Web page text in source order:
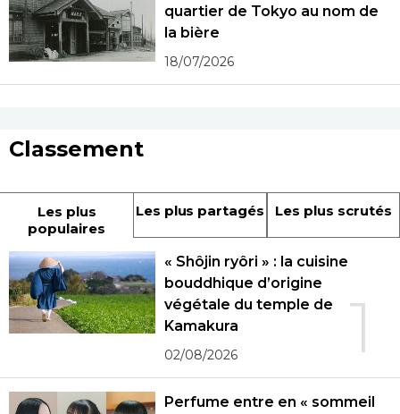
quartier de Tokyo au nom de
la bière
18/07/2026
Classement
Les plus
populaires
Les plus partagés Les plus scrutés
1
« Shôjin ryôri » : la cuisine
bouddhique d’origine
végétale du temple de
Kamakura
02/08/2026
Perfume entre en « sommeil